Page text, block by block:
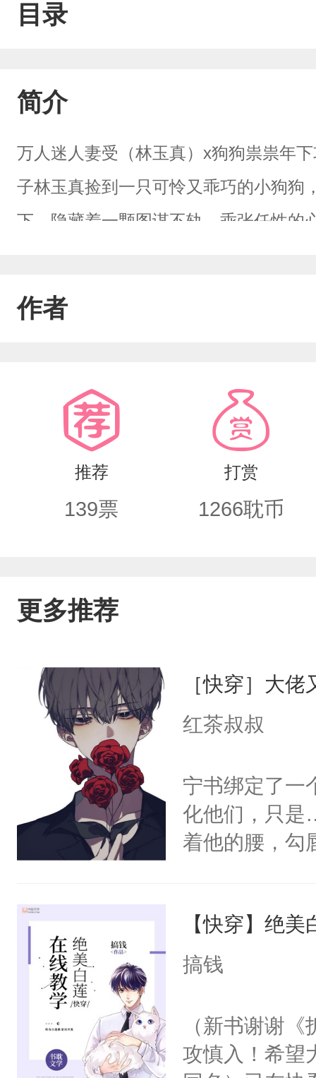
目录
简介
万人迷人妻受（林玉真）x狗狗祟祟年
子林玉真捡到一只可怜又乖巧的小狗狗
下，隐藏着一颗图谋不轨、乖张任性的
呢？林玉真：星泉，我宁愿你杀死的
你下手，你懂吗？爱与不爱，是他一
无法脱身的桎梏。那年冬天过后，大
中，他再也不用看见狄星泉那双星泉
求他能够给自己留下魂归九泉后的一
少爷又被人绑走啦！美禄王：本王的男
禄王：是谁，活腻了吗？诛九族吧。
周：王爷不好啦！美禄王：又有何事
王府来了！美禄王：来人，备好搓衣
排雷指南]*无渣攻，先甜后虐。*有副
望不弃。
作者
推荐
139票
打赏
1266耽币
更多推荐
［快穿］大
红茶叔叔
宁书绑定了一
化他们，只是
着他的腰，勾
来，给老公
用力——为你
【快穿】绝
搞钱
（新书谢谢
攻慎入！希望